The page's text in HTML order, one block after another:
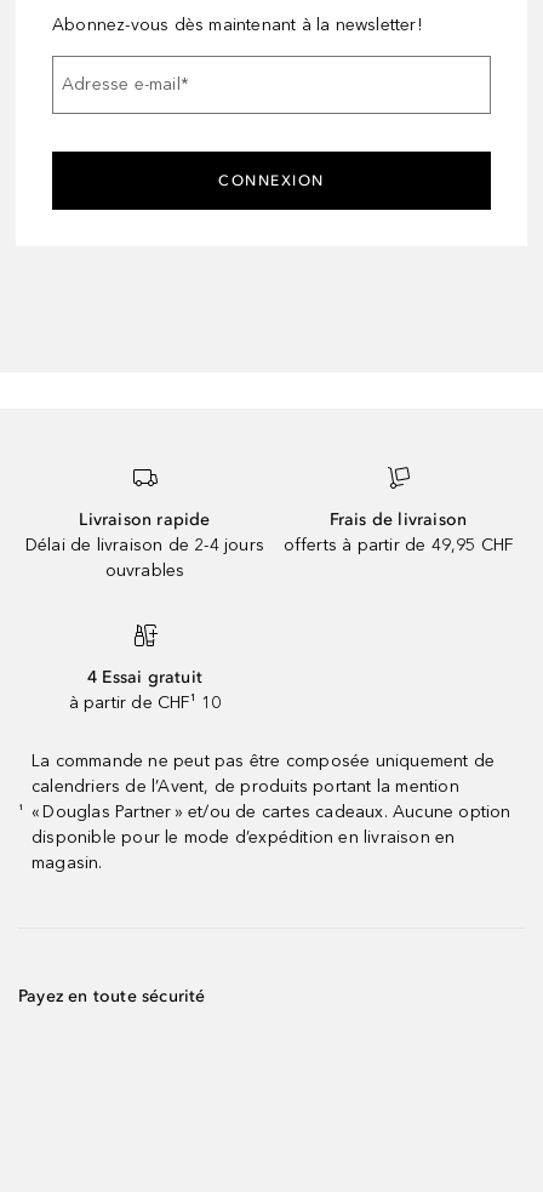
Abonnez-vous dès maintenant à la newsletter!
Adresse e-mail*
CONNEXION
Livraison rapide
Délai de livraison de 2-4 jours
ouvrables
Frais de livraison
offerts à partir de 49,95 CHF
4 Essai gratuit
à partir de CHF¹ 10
¹
La commande ne peut pas être composée uniquement de
calendriers de l’Avent, de produits portant la mention
« Douglas Partner » et/ou de cartes cadeaux. Aucune option
disponible pour le mode d’expédition en livraison en
magasin.
Payez en toute sécurité